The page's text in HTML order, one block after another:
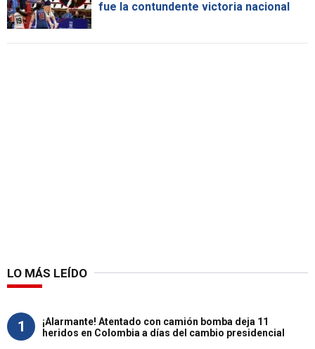
fue la contundente victoria nacional
LO MÁS LEÍDO
1
¡Alarmante! Atentado con camión bomba deja 11
heridos en Colombia a días del cambio presidencial